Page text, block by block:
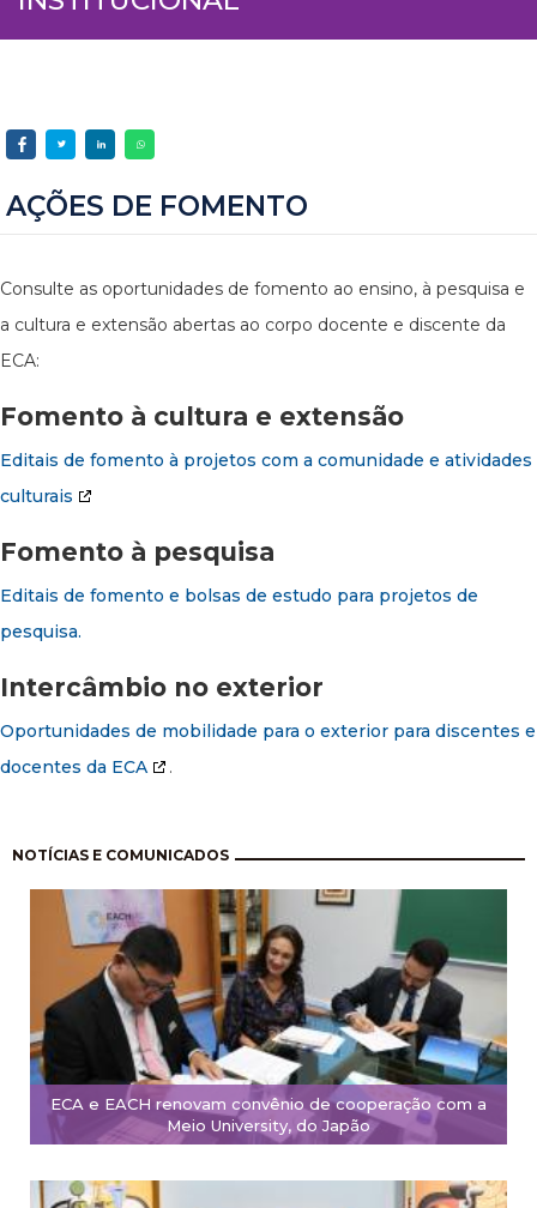
AÇÕES DE FOMENTO
Consulte as oportunidades de fomento ao ensino, à pesquisa e
a cultura e extensão abertas ao corpo docente e discente da
ECA:
Fomento à cultura e extensão
Editais de fomento à projetos com a comunidade e atividades
culturais
Fomento à pesquisa
Editais de fomento e bolsas de estudo para projetos de
pesquisa.
Intercâmbio no exterior
Oportunidades de mobilidade para o exterior para discentes e
docentes da ECA
.
NOTÍCIAS E COMUNICADOS
ECA e EACH renovam convênio de cooperação com a
Meio University, do Japão
Paginación